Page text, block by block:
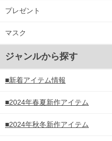
プレゼント
マスク
ジャンルから探す
■新着アイテム情報
■2024年春夏新作アイテム
■2024年秋冬新作アイテム